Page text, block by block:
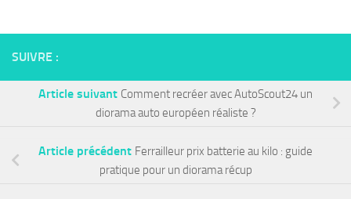
SUIVRE :
Article suivant Comment recréer avec AutoScout24 un
diorama auto européen réaliste ?
Article précédent Ferrailleur prix batterie au kilo : guide
pratique pour un diorama récup